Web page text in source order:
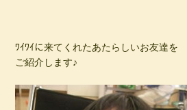
ﾜｲﾜｲに来てくれたあたらしいお友達を
ご紹介します♪